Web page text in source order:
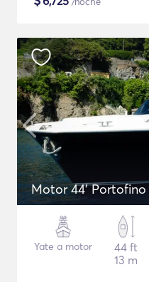
Motor 44' Portofino
Yate a motor
44 ft
13 m